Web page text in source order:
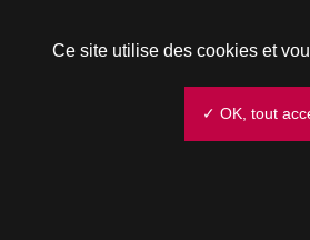
Ce site utilise des cookies et
✓ OK, tout